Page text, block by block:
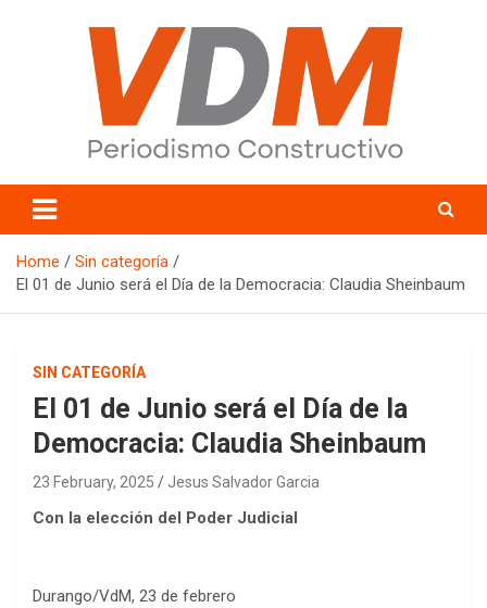
valledelmayo.com
Home
Sin categoría
El 01 de Junio será el Día de la Democracia: Claudia Sheinbaum
SIN CATEGORÍA
El 01 de Junio será el Día de la
Democracia: Claudia Sheinbaum
23 February, 2025 Jesus Salvador Garcia
Con la elección del Poder Judicial
Durango/VdM, 23 de febrero